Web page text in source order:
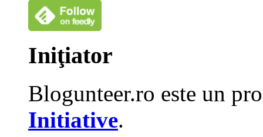
Iniţiator
Blogunteer.ro este un
Initiative.